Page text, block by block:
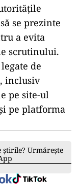
se prezinte
a evita
scrutinului.
de
inclusiv
pe site-ul
pe platforma
Urmărește